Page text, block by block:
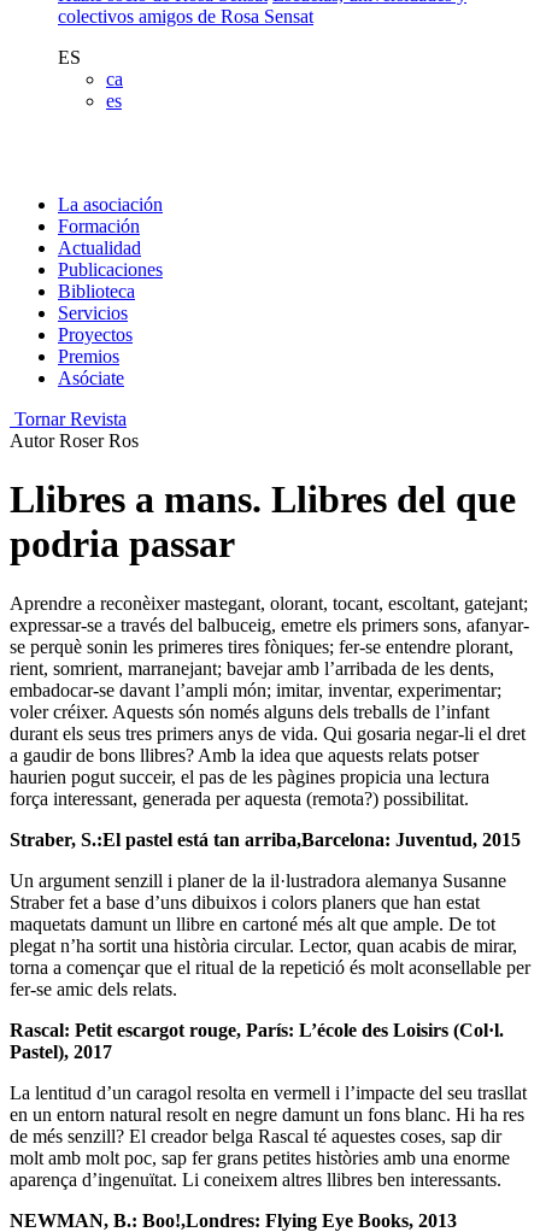
colectivos amigos de Rosa Sensat
ES
ca
es
La asociación
Formación
Actualidad
Publicaciones
Biblioteca
Servicios
Proyectos
Premios
Asóciate
Tornar Revista
Autor Roser Ros
Llibres a mans. Llibres del que
podria passar
Aprendre a reconèixer mastegant, olorant, tocant, escoltant, gatejant;
expressar-se a través del balbuceig, emetre els primers sons, afanyar-
se perquè sonin les primeres tires fòniques; fer-se entendre plorant,
rient, somrient, marranejant; bavejar amb l’arribada de les dents,
embadocar-se davant l’ampli món; imitar, inventar, experimentar;
voler créixer. Aquests són només alguns dels treballs de l’infant
durant els seus tres primers anys de vida. Qui gosaria negar-li el dret
a gaudir de bons llibres? Amb la idea que aquests relats potser
haurien pogut succeir, el pas de les pàgines propicia una lectura
força interessant, generada per aquesta (remota?) possibilitat.
Straber, S.:El pastel está tan arriba,Barcelona: Juventud, 2015
Un argument senzill i planer de la il·lustradora alemanya Susanne
Straber fet a base d’uns dibuixos i colors planers que han estat
maquetats damunt un llibre en cartoné més alt que ample. De tot
plegat n’ha sortit una història circular. Lector, quan acabis de mirar,
torna a començar que el ritual de la repetició és molt aconsellable per
fer-se amic dels relats.
Rascal: Petit escargot rouge, París: L’école des Loisirs (Col·l.
Pastel), 2017
La lentitud d’un caragol resolta en vermell i l’impacte del seu trasllat
en un entorn natural resolt en negre damunt un fons blanc. Hi ha res
de més senzill? El creador belga Rascal té aquestes coses, sap dir
molt amb molt poc, sap fer grans petites històries amb una enorme
aparença d’ingenuïtat. Li coneixem altres llibres ben interessants.
NEWMAN, B.: Boo!,Londres: Flying Eye Books, 2013